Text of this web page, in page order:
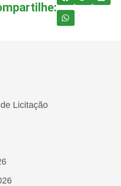
Licitação